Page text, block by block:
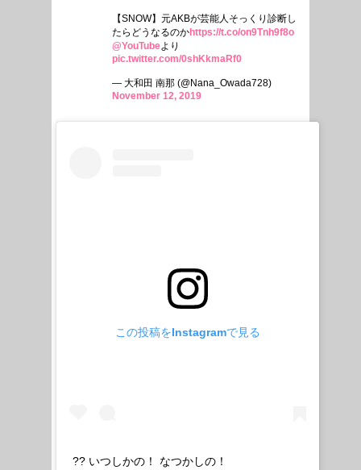
【SNOW】元AKBが芸能人そっくり診断し
たらどうなるのかhttps://t.co/on9Tnh9f8o
@YouTubeより
pic.twitter.com/0shKkmaRf0
— 大和田 南那 (@Nana_Owada728)
November 12, 2019
この投稿をInstagramで見る
?? いつしかの！ なつかしの！